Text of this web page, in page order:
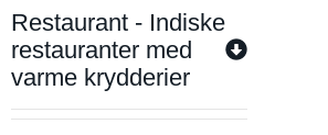
Restaurant - Indiske
restauranter med
varme krydderier